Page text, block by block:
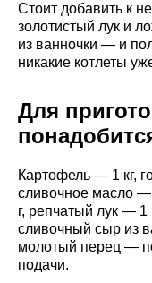
Стоит добавить к
золотистый лук и
из ванночки — и
никакие котлеты
Для
Картофель — 1 кг,
сливочное масло —
г, репчатый лук —
сливочный сыр из
молотый перец —
подачи.